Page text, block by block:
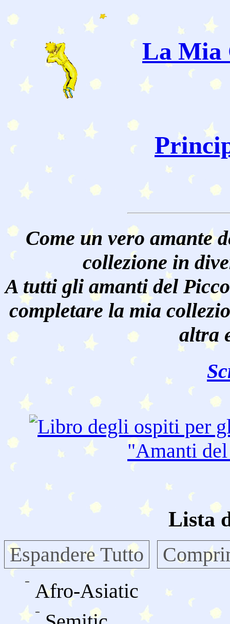
La Mia
Come un vero amante
collezione in
A tutti gli amanti del
completare la mia
altra
"Amanti
Lista
Espandere Tutto
Afro-Asiatic